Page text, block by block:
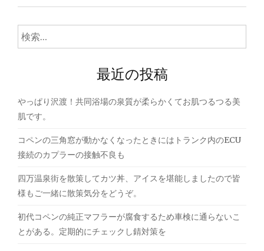
ー
シ
ョ
検
索:
最近の投稿
やっぱり沢渡！共同浴場の泉質が柔らかくてお肌つるつる美
肌です。
コペンの三角窓が動かなくなったときにはトランク内のECU
接続のカプラーの接触不良も
四万温泉街を散策してカツ丼、アイスを堪能しましたので皆
様もご一緒に散策気分をどうぞ。
初代コペンの純正マフラーが腐食するため車検に通らないこ
とがある。定期的にチェックし錆対策を